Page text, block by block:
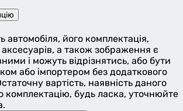
автомобіля, його комплектація,
аксесуарів, а також зображення є
і можуть відрізнятись, або бути
або імпортером без додаткового
вартість, наявність даного
комплектацію, будь ласка, уточнюйте